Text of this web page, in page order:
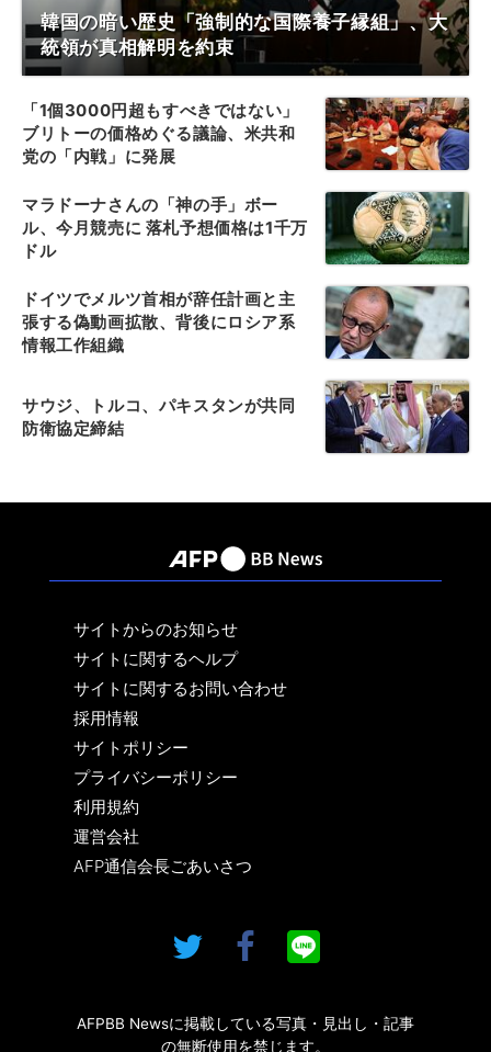
韓国の暗い歴史「強制的な国際養子縁組」、大
統領が真相解明を約束
「1個3000円超もすべきではない」
ブリトーの価格めぐる議論、米共和
党の「内戦」に発展
マラドーナさんの「神の手」ボー
ル、今月競売に 落札予想価格は1千万
ドル
ドイツでメルツ首相が辞任計画と主
張する偽動画拡散、背後にロシア系
情報工作組織
サウジ、トルコ、パキスタンが共同
防衛協定締結
サイトからのお知らせ
サイトに関するヘルプ
サイトに関するお問い合わせ
採用情報
サイトポリシー
プライバシーポリシー
利用規約
運営会社
AFP通信会長ごあいさつ
AFPBB Newsに掲載している写真・見出し・記事
の無断使用を禁じます。